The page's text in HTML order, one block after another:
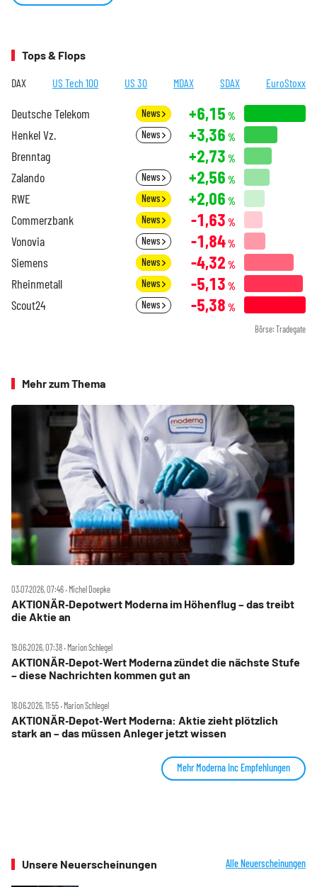
Tops & Flops
DAX US Tech 100 US 30 MDAX SDAX EuroStoxx
Deutsche Telekom News +6,15 %
Henkel Vz. News +3,36 %
Brenntag +2,73 %
Zalando News +2,56 %
RWE News +2,06 %
Commerzbank News -1,63 %
Vonovia News -1,84%
Siemens News -4,32 %
Rheinmetall News -5,13 %
Scout24 News -5,38 %
Börse: Tradegate
Mehr zum Thema
03.07.2026, 07:46 ‧ Michel Doepke
AKTIONÄR‑Depotwert Moderna im Höhenflug – das treibt
die Aktie an
19.06.2026, 07:38 ‧ Marion Schlegel
AKTIONÄR‑Depot‑Wert Moderna zündet die nächste Stufe
– diese Nachrichten kommen gut an
18.06.2026, 11:55 ‧ Marion Schlegel
AKTIONÄR‑Depot‑Wert Moderna: Aktie zieht plötzlich
stark an – das müssen Anleger jetzt wissen
Mehr Moderna Inc Empfehlungen
Unsere Neuerscheinungen Alle Neuerscheinungen